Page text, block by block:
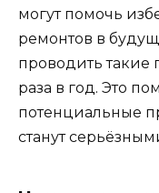
могут помочь
ремонтов в
проводить такие
раза в год. Это
потенциальные
станут